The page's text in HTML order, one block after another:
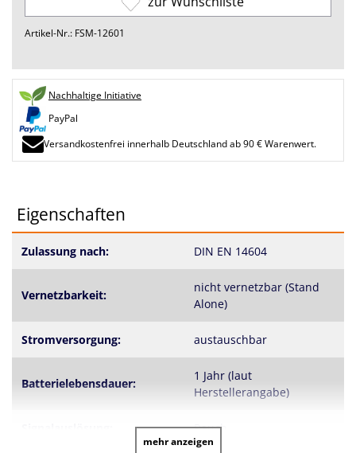
Artikel-Nr.: FSM-12601
Nachhaltige Initiative
PayPal
Versandkostenfrei innerhalb Deutschland ab 90 € Warenwert.
Eigenschaften
Zulassung nach: DIN EN 14604
Vernetzbarkeit:
nicht vernetzbar (Stand
Alone)
Stromversorgung: austauschbar
Batterielebensdauer:
1 Jahr (laut
Herstellerangabe)
Rauch
mehr anzeigen